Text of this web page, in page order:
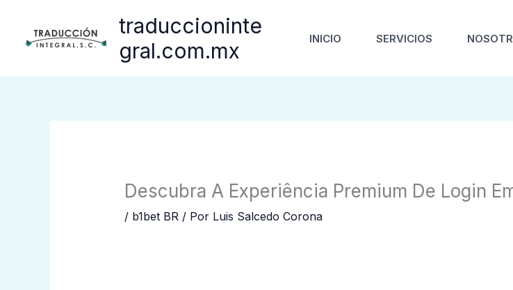
contenido
traduccioninte
gral.com.mx
INICIO SERVICIOS
Descubra A Experiência Premium De Login
/ b1bet BR/ Por Luis Salcedo Corona